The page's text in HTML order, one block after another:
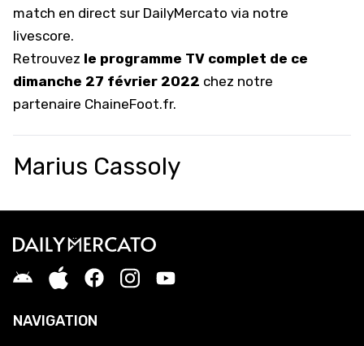
match en direct sur DailyMercato via notre
livescore.
Retrouvez le programme TV complet de ce
dimanche 27 février 2022 chez notre
partenaire ChaineFoot.fr.
Marius Cassoly
NAVIGATION